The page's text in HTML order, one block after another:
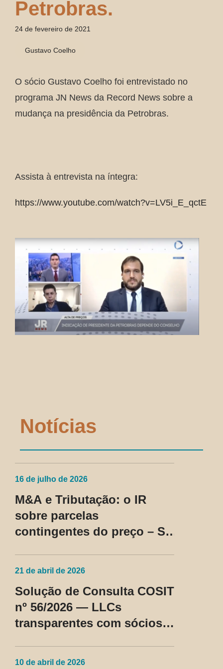
Petrobras.
24 de fevereiro de 2021
Gustavo Coelho
O sócio Gustavo Coelho foi entrevistado no
programa JN News da Record News sobre a
mudança na presidência da Petrobras.
Assista à entrevista na íntegra:
https://www.youtube.com/watch?v=LV5i_E_qctE
Notícias
16 de julho de 2026
M&A e Tributação: o IR
sobre parcelas
contingentes do preço – SC
21 de abril de 2026
Solução de Consulta COSIT
nº 56/2026 — LLCs
transparentes com sócios
10 de abril de 2026